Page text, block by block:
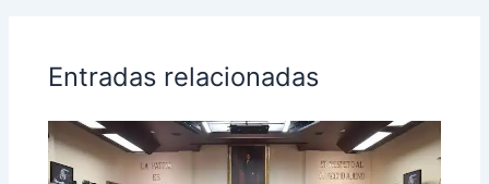
Entradas relacionadas